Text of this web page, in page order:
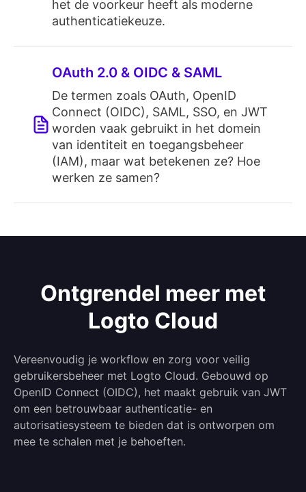
het de voorkeur heeft als moderne
authenticatiekeuze.
OAuth 2.0 & OIDC & SAML
De termen zoals OAuth, OpenID
Connect (OIDC), SAML, SSO, en JWT
worden vaak gebruikt in het domein
van identiteit en toegangsbeheer
(IAM), maar wat betekenen ze? Hoe
werken ze samen?
Ontgrendel meer met
Logto Cloud
Vereenvoudig je workflow en zorg voor veilig
gebruikersbeheer met Logto Cloud. Gebouwd op
OpenID Connect (OIDC), het maakt gebruik van JWT
om een betrouwbaar authenticatie- en
autorisatiesysteem te bieden dat is ontworpen om
mee te schalen met je behoeften.